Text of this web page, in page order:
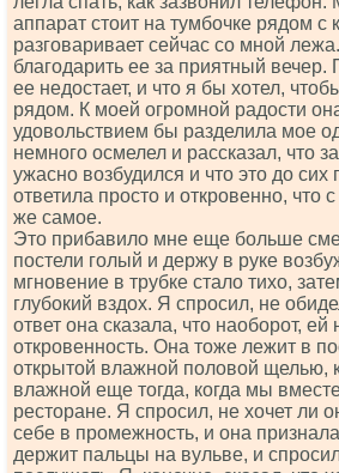
аппарат стоит на тумбочке рядом с
разговаривает сейчас со мной
благодарить ее за приятный вечер.
ее недостает, и что я бы хотел,
рядом. К моей огромной радости
удовольствием бы разделила мое
немного осмелел и рассказал, что
ужасно возбудился и что это до
ответила просто и откровенно, что
же самое.
Это прибавило мне еще больше
постели голый и держу в руке
мгновение в трубке стало тихо,
глубокий вздох. Я спросил, не
ответ она сказала, что наоборот, ей
откровенность. Она тоже лежит в
открытой влажной половой щелью,
влажной еще тогда, когда мы
ресторане. Я спросил, не хочет ли
себе в промежность, и она
держит пальцы на вульве, и